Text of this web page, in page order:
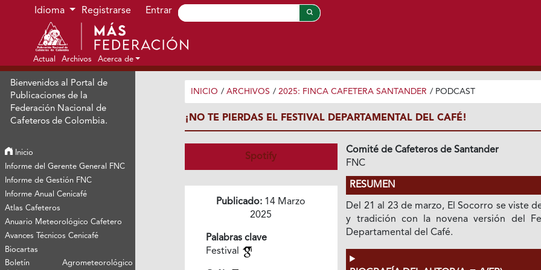
Ir al menú de navegación principal
Ir al contenido principal
Ir al pie de página del sitio
Idioma Registrarse Entrar
Actual Archivos Acerca de
Bienvenidos al Portal de
Publicaciones de la
Federación Nacional de
Cafeteros de Colombia.
Inicio
Informe del Gerente General FNC
Informe de Gestión FNC
Informe Anual Cenicafé
Atlas Cafeteros
Anuario Meteorológico Cafetero
Avances Técnicos Cenicafé
Biocartas
Boletín Agrometeorológico
INICIO / ARCHIVOS / 2025: FINCA CAFETERA SANTANDER / PODCAST
¡NO TE PIERDAS EL FESTIVAL DEPARTAMENTAL DEL CAFÉ!
Spotify
Publicado: 14 Marzo
2025
Palabras clave
Festival
Comité de Cafeteros de Santander
FNC
RESUMEN
Del 21 al 23 de marzo, El Socorro se viste
y tradición con la novena versión del
Departamental del Café.